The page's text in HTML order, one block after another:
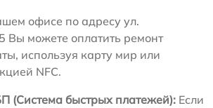
офисе по адресу ул.
Вы можете оплатить ремонт
используя карту мир или
NFC.
(Система быстрых платежей): Если